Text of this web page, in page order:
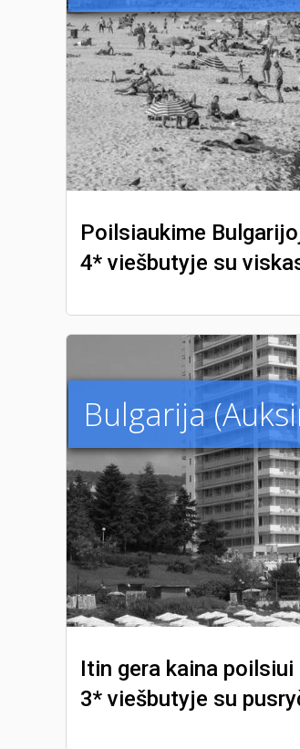
Poilsiaukime
4* viešbutyje su
Bulgarija
Itin gera kaina
3* viešbutyje su